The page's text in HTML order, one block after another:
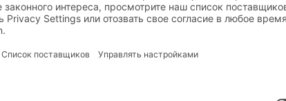
поможет вам
использования и
качество, которое могут
из пищевого